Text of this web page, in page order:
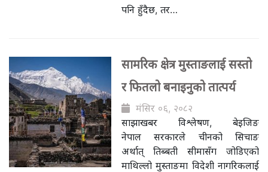
पनि हुँदैछ, तर…
सामरिक क्षेत्र मुस्ताङलाई सस्तो
र फितलो बनाइनुको तात्पर्य
मंसिर ०६, २०८२
साझाखबर विश्लेषण, बेइजिङ
नेपाल सरकारले चीनको सिचाङ
अर्थात् तिब्बती सीमासँग जोडिएको
माथिल्लो मुस्ताङमा विदेशी नागरिकलाई